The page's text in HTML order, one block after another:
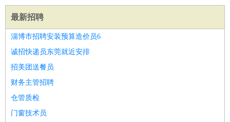
最新招聘
淄博市招聘安装预算造价员6
诚招快递员东莞就近安排
招美团送餐员
财务主管招聘
仓管质检
门窗技术员